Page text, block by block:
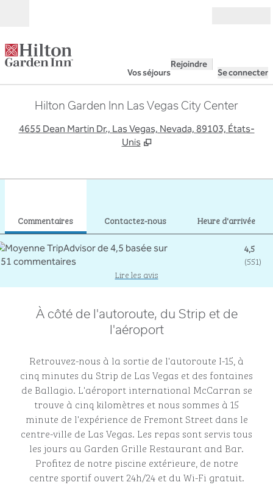
Vos séjours
Rejoindre
Se connecter
Hilton Garden Inn Las Vegas City Center
4655 Dean Martin Dr., Las Vegas, Nevada, 89103, États-
Unis
Commentaires Contactez-nous Heure d'arrivée
4,5
(551)
Lire les avis
À côté de l'autoroute, du Strip et de
l'aéroport
Retrouvez-nous à la sortie de l'autoroute I-15, à
cinq minutes du Strip de Las Vegas et des fontaines
de Ballagio. L'aéroport international McCarran se
trouve à cinq kilomètres et nous sommes à 15
minute de l'expérience de Fremont Street dans le
centre-ville de Las Vegas. Les repas sont servis tous
les jours au Garden Grille Restaurant and Bar.
Profitez de notre piscine extérieure, de notre
centre sportif ouvert 24h/24 et du Wi-Fi gratuit.